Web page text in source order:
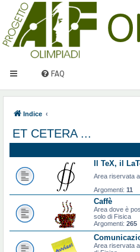
FAQ
Indice
ET CETERA ...
Il TeX, il
Area riservata al
Argomenti: 11
Caffè
Area dove è
solo di Fisica
Argomenti: 265
Area riservata